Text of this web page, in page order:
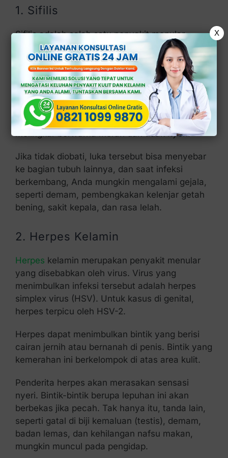
1. Sifilis
Sifilis adalah salah satu penyakit menular
seksual yang menular melalui hubungan
percintaan tanpa alat pelindung dengan
pengidap.
Penyakit seksual ini disebabkan oleh
Treponema pallidum. Infeksi awal sifilis sering
kali muncul dengan gejala yang berupa luka
melingkar berwarna merah dan tidak nyeri.
Jika tidak diobati, luka tersebut bisa menyebar
ke bagian tubuh lainnya, dan saat infeksi
berkembang, Anda mungkin mengalami gejala,
seperti demam, pembengkakan kelenjar getah
bening, sakit kepala, dan rasa lelah.
2. Herpes Kelamin
Herpes kelamin merupakan penyakit menular
yang disebabkan oleh virus. Virus yang
menimbulkan infeksi tersebut adalah herpes
simplex virus (HSV). Untuk kasus di genital,
herpes terpicu oleh HSV-2.
Herpes dapat menimbulkan bintik yang berisi
cairan jernih atau bernanah di penis. Bintik yang
kemerahan ini berkelompok di atas area kulit.
Penderita herpes akan merasakan sensasi
nyeri. Bintik-bintik berupa lepuhan ini akan
berbekas jika pecah. Tak hanya itu, tanda lain,
seperti gatal di biji kemaluan (testis), demam,
badan lemas, dan kehilangan nafsu makan,
mungkin muncul pada pengidap.
X